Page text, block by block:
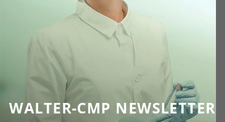
WALTER-CMP NEWSLETTER